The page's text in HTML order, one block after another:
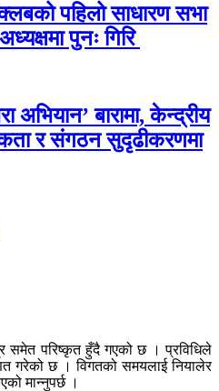
पहिलो साधारण सभा
पुनः गिरि
अभियान’ बारामा, केन्द्रीय
एकता र संगठन सुदृढीकरणमा
समेत परिष्कृत हुँदै गएको छ । प्रविधिले
गरेको छ । विगतको समयलाई नियालेर
मान्नुपर्छ ।